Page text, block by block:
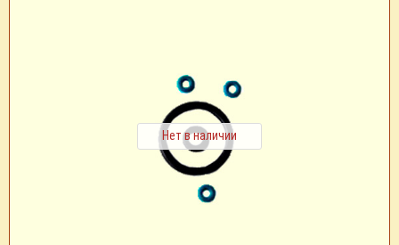
Нет в наличии